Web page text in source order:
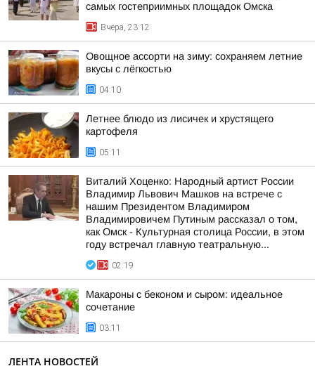
самых гостеприимных площадок Омска
Вчера, 23:12
Овощное ассорти на зиму: сохраняем летние
вкусы с лёгкостью
04:10
Летнее блюдо из лисичек и хрустящего
картофеля
05:11
Виталий Хоценко: Народный артист России
Владимир Львович Машков на встрече с
нашим Президентом Владимиром
Владимировичем Путиным рассказал о том,
как Омск - Культурная столица России, в этом
году встречал главную театральную...
02:19
Макароны с беконом и сыром: идеальное
сочетание
03:11
ЛЕНТА НОВОСТЕЙ